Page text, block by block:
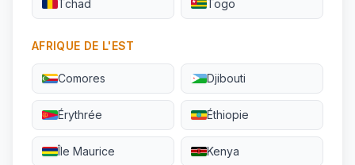
Tchad Togo
AFRIQUE DE L'EST
Comores Djibouti
Érythrée Éthiopie
Île Maurice Kenya